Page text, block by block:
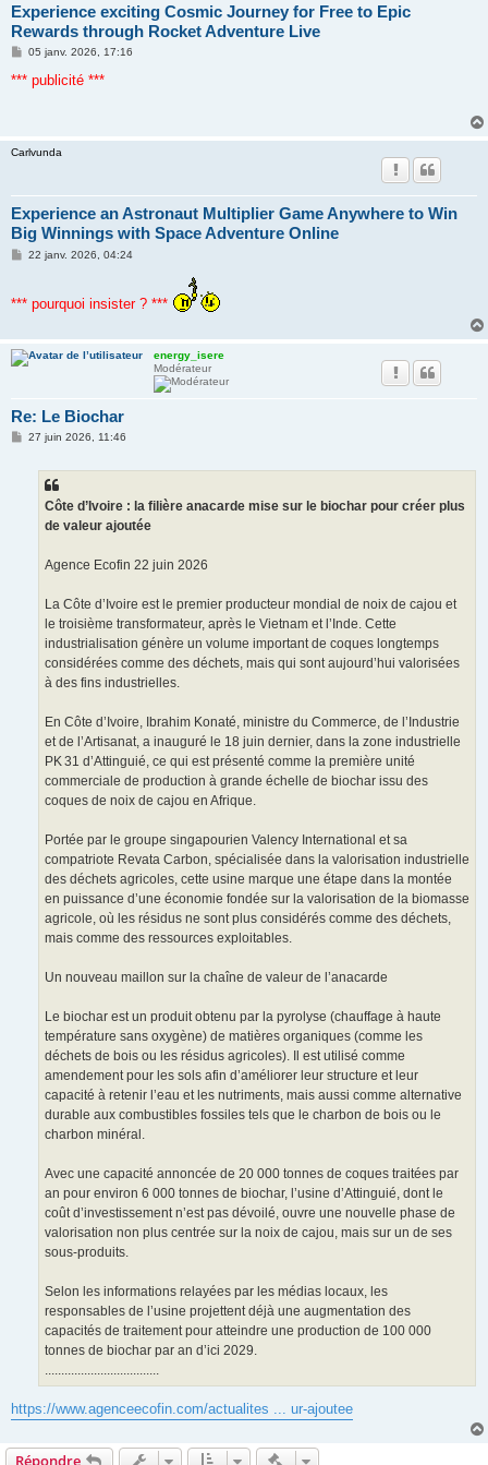
Experience exciting Cosmic Journey for Free to Epic
Rewards through Rocket Adventure Live
M
s
05 janv. 2026, 17:16
*** publicité ***
Carlvunda
Experience an Astronaut Multiplier Game Anywhere to Win
Big Winnings with Space Adventure Online
M
a
22 janv. 2026, 04:24
*** pourquoi insister ? ***
energy_isere
Modérateur
Re: Le Biochar
M27 juin 2026, 11:46
Côte d’Ivoire : la filière anacarde mise sur le biochar pour créer plus
de valeur ajoutée
Agence Ecofin 22 juin 2026
La Côte d’Ivoire est le premier producteur mondial de noix de cajou et
le troisième transformateur, après le Vietnam et l’Inde. Cette
industrialisation génère un volume important de coques longtemps
considérées comme des déchets, mais qui sont aujourd’hui valorisées
à des fins industrielles.
En Côte d’Ivoire, Ibrahim Konaté, ministre du Commerce, de l’Industrie
et de l’Artisanat, a inauguré le 18 juin dernier, dans la zone industrielle
PK 31 d’Attinguié, ce qui est présenté comme la première unité
commerciale de production à grande échelle de biochar issu des
coques de noix de cajou en Afrique.
Portée par le groupe singapourien Valency International et sa
compatriote Revata Carbon, spécialisée dans la valorisation industrielle
des déchets agricoles, cette usine marque une étape dans la montée
en puissance d’une économie fondée sur la valorisation de la biomasse
agricole, où les résidus ne sont plus considérés comme des déchets,
mais comme des ressources exploitables.
Un nouveau maillon sur la chaîne de valeur de l’anacarde
Le biochar est un produit obtenu par la pyrolyse (chauffage à haute
température sans oxygène) de matières organiques (comme les
déchets de bois ou les résidus agricoles). Il est utilisé comme
amendement pour les sols afin d’améliorer leur structure et leur
capacité à retenir l’eau et les nutriments, mais aussi comme alternative
durable aux combustibles fossiles tels que le charbon de bois ou le
charbon minéral.
Avec une capacité annoncée de 20 000 tonnes de coques traitées par
an pour environ 6 000 tonnes de biochar, l’usine d’Attinguié, dont le
coût d’investissement n’est pas dévoilé, ouvre une nouvelle phase de
valorisation non plus centrée sur la noix de cajou, mais sur un de ses
sous‑produits.
Selon les informations relayées par les médias locaux, les
responsables de l’usine projettent déjà une augmentation des
capacités de traitement pour atteindre une production de 100 000
tonnes de biochar par an d’ici 2029.
...................................
https://www.agenceecofin.com/actualites ... ur-ajoutee
Répondre Actions rapides de